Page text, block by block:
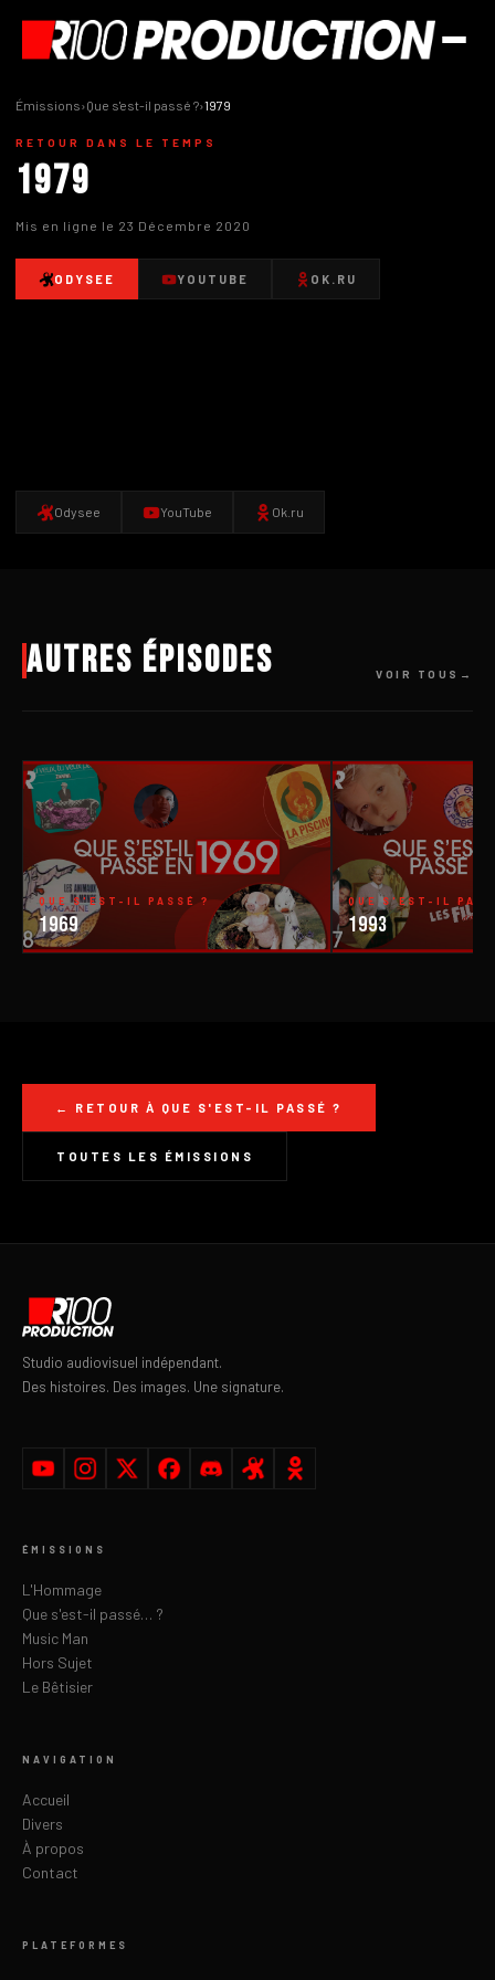
Émissions›Que s'est-il passé ?›1979
RETOUR DANS LE TEMPS
1979
Mis en ligne le 23 Décembre 2020
ODYSEE YOUTUBE OK.RU
Odysee YouTube Ok.ru
Autres épisodes VOIR TOUS
QUE S'EST-IL PASSÉ ?
1969
QUE S'EST-IL
1993
← RETOUR À QUE S'EST-IL PASSÉ ?
TOUTES LES ÉMISSIONS
Studio audiovisuel indépendant.
Des histoires. Des images. Une signature.
ÉMISSIONS
L'Hommage
Que s'est-il passé… ?
Music Man
Hors Sujet
Le Bêtisier
NAVIGATION
Accueil
Divers
À propos
Contact
PLATEFORMES